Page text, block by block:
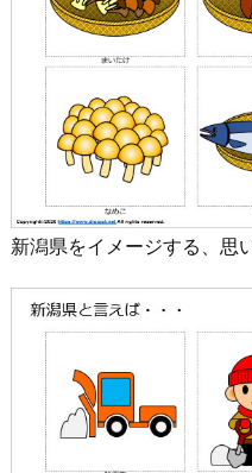
新潟県をイメージする、思